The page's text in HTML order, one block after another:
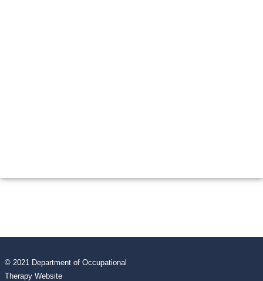
© 2021 Department of Occupational
Therapy Website